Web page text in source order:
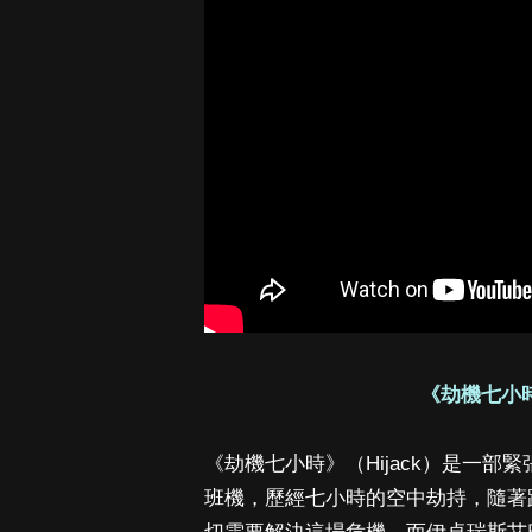
《劫機七
《劫機七小時》（Hijack）是一部
班機，歷經七小時的空中劫持，隨